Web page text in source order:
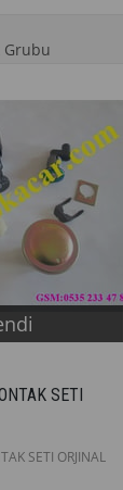
Grubu
SETI
SETI ORJINAL